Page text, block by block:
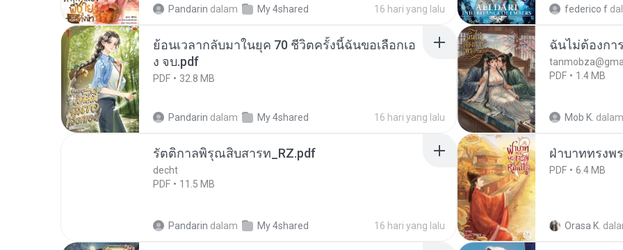
Pandarin dalam My 4shared 16 hari yang lalu federico f
ย้อนเวลากลับมาในยุค 70 ชีวิตครั้งนี้ฉันขอเลือกเอ
ง จบ.pdf
PDF 32.8 MB
Pandarin dalam My 4shared 16 hari yang lalu
ฉันไม่ต้องกา
PDF
1.4 MB
Mob K. dalam
รัตติกาลพิรุณสิบสารท_RZ.pdf
decht
PDF
11.5 MB
Pandarin dalam My 4shared 16 hari yang lalu
ฝ่าบาททรงพ
PDF 6.4 MB
Orasa K.